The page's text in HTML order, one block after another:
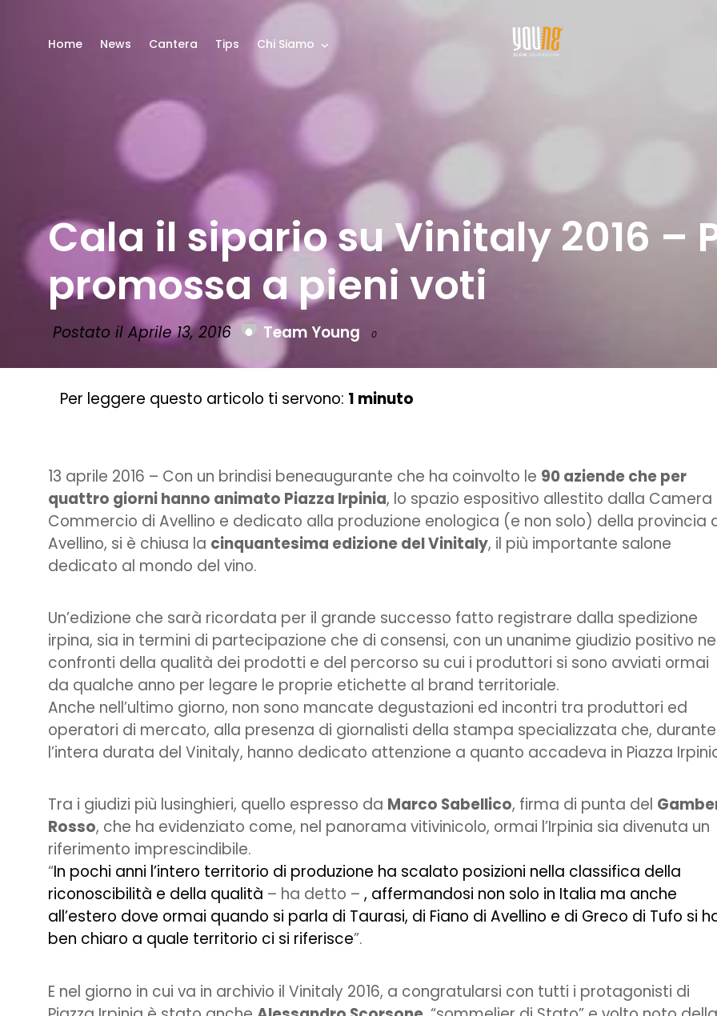
Home News Cantera Tips Chi Siamo
Cala il sipario su Vinitaly 2016 –
promossa a pieni voti
Postato il Aprile 13, 2016 Team Young 0
Per leggere questo articolo ti servono: 1 minuto
13 aprile 2016 – Con un brindisi beneaugurante che ha coinvolto le 90 aziende che per
quattro giorni hanno animato Piazza Irpinia, lo spazio espositivo allestito dalla Camera
Commercio di Avellino e dedicato alla produzione enologica (e non solo) della provincia
Avellino, si è chiusa la cinquantesima edizione del Vinitaly, il più importante salone
dedicato al mondo del vino.
Un’edizione che sarà ricordata per il grande successo fatto registrare dalla spedizione
irpina, sia in termini di partecipazione che di consensi, con un unanime giudizio positivo
confronti della qualità dei prodotti e del percorso su cui i produttori si sono avviati ormai
da qualche anno per legare le proprie etichette al brand territoriale.
Anche nell’ultimo giorno, non sono mancate degustazioni ed incontri tra produttori ed
operatori di mercato, alla presenza di giornalisti della stampa specializzata che, durante
l’intera durata del Vinitaly, hanno dedicato attenzione a quanto accadeva in Piazza
Tra i giudizi più lusinghieri, quello espresso da Marco Sabellico, firma di punta del
Rosso, che ha evidenziato come, nel panorama vitivinicolo, ormai l’Irpinia sia divenuta un
riferimento imprescindibile.
“In pochi anni l’intero territorio di produzione ha scalato posizioni nella classifica della
riconoscibilità e della qualità – ha detto – , affermandosi non solo in Italia ma anche
all’estero dove ormai quando si parla di Taurasi, di Fiano di Avellino e di Greco di Tufo si
ben chiaro a quale territorio ci si riferisce”.
E nel giorno in cui va in archivio il Vinitaly 2016, a congratularsi con tutti i protagonisti di